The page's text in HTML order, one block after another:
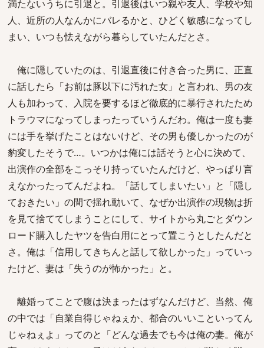
満たないうちに引退と。引退後はいつ親や友人、学校や知
人、近所の人なんかにバレるかと、ひどく敏感になってし
まい、いつも怯えながら暮らしていたんだとさ。
俺に隠していたのは、引退直後に付き合った男に、正直
に話したら「お前は豚以下に汚れた女」と言われ、男の友
人も加わって、入院を要するほど徹底的に暴行されたため
トラウマになってしまったっていうんだわ。俺は一度も妻
には手を挙げたことはないけど、その男も優しかったのが
豹変したそうで…。いつかは俺には話そうと心に決めて、
出演作の全部をこっそり持っていたんだけど、やっぱり言
えなかったってんだよね。「話してしまいたい」と「隠し
ておきたい」の間で揺れ動いて、なぜか出演作の現物は折
を見て捨ててしまうことにして、サイトから丸ごとダウン
ロード購入したヤツを告白用にとって置こうとしたんだと
さ。俺は「信用してきちんと話して欲しかった」っていっ
たけど、妻は「失うのが怖かった」と。
離婚ってことで腹は決まったはずなんだけど、当然、俺
の中では「自業自得じゃねぇか、都合のいいこといってん
じゃねぇよ」ってのと「どんな過去でも今は俺の妻。俺が